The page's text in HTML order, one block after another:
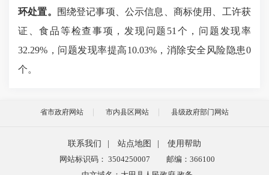
环处置。
围绕登记事项、公示信息、商标使用、工许获
证、食品等检查事项，发现问题51个，问题发现率
32.29%，问题发现率提高10.03%，消除安全风险隐患0
个。
省市政府网站 市内县区网站 县级政府部门网站
联系我们 站点地图
使用帮助
网站标识码： 3504250007
邮编：366100